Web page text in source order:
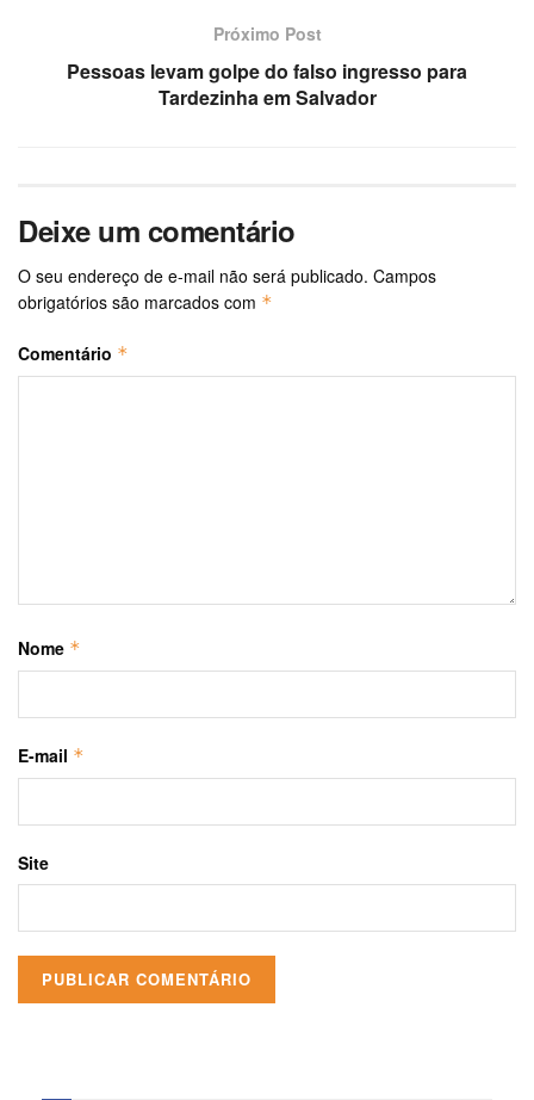
Próximo Post
Pessoas levam golpe do falso ingresso para
Tardezinha em Salvador
Deixe um comentário
O seu endereço de e-mail não será publicado. Campos
obrigatórios são marcados com *
Comentário *
Nome *
E-mail *
Site